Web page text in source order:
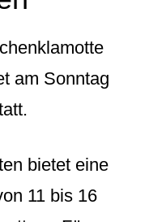
am Sonntag
bietet eine
11 bis 16